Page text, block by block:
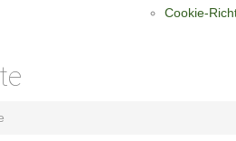
Cookie-